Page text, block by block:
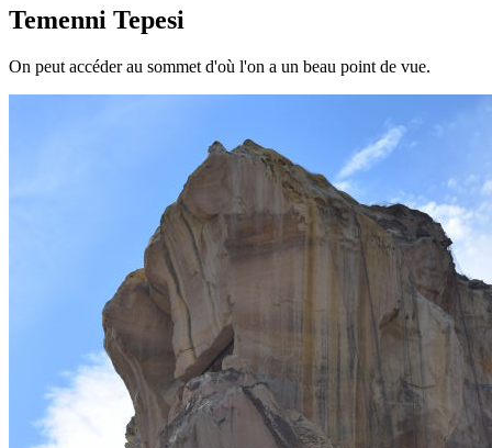
Temenni Tepesi
On peut accéder au sommet d'où l'on a un beau point de vue.